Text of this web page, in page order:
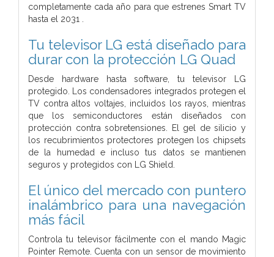
completamente cada año para que estrenes Smart TV
hasta el 2031 .
Tu televisor LG está diseñado para
durar con la protección LG Quad
Desde hardware hasta software, tu televisor LG
protegido. Los condensadores integrados protegen el
TV contra altos voltajes, incluidos los rayos, mientras
que los semiconductores están diseñados con
protección contra sobretensiones. El gel de silicio y
los recubrimientos protectores protegen los chipsets
de la humedad e incluso tus datos se mantienen
seguros y protegidos con LG Shield.
El único del mercado con puntero
inalámbrico para una navegación
más fácil
Controla tu televisor fácilmente con el mando Magic
Pointer Remote. Cuenta con un sensor de movimiento